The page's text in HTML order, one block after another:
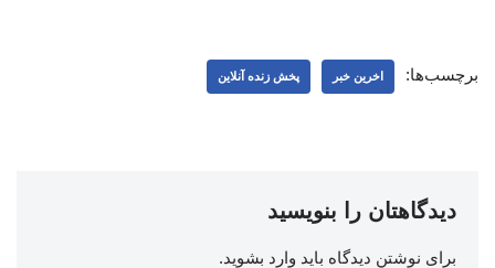
برچسب‌ها: اخرین خبر پخش زنده آنلاین
دیدگاهتان را بنویسید
برای نوشتن دیدگاه باید وارد بشوید.